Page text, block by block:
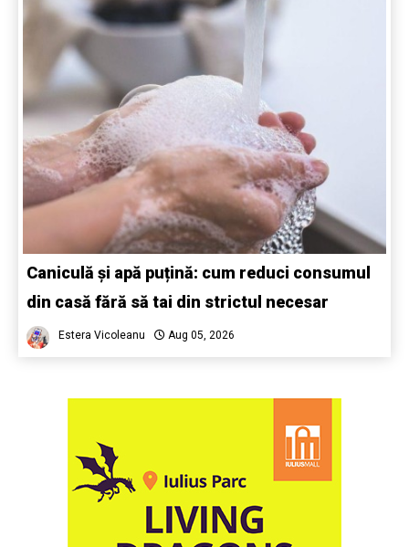
Caniculă și apă puțină: cum reduci consumul
din casă fără să tai din strictul necesar
Estera Vicoleanu Aug 05, 2026